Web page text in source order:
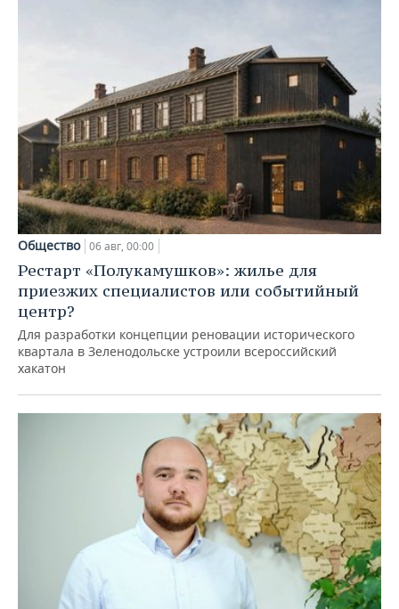
Общество 06 авг, 00:00
Рестарт «Полукамушков»: жилье для
приезжих специалистов или событийный
центр?
Для разработки концепции реновации исторического
квартала в Зеленодольске устроили всероссийский
хакатон